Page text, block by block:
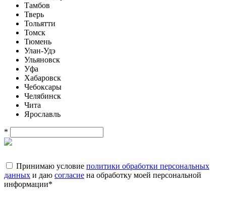
Тамбов
Тверь
Тольятти
Томск
Тюмень
Улан-Удэ
Ульяновск
Уфа
Хабаровск
Чебоксары
Челябинск
Чита
Ярославль
*
Принимаю условие политики обработки персональных
данных и даю согласие на обработку моей персональной
информации*